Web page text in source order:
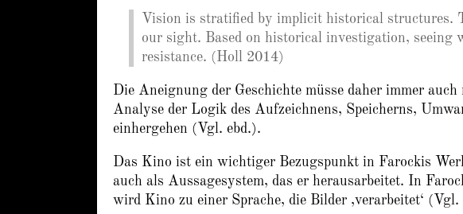
Vision is stratified by implicit historical structures.
our sight. Based on historical investigation, seeing
resistance. (Holl 2014)
Die Aneignung der Geschichte müsse daher immer
Analyse der Logik des Aufzeichnens, Speicherns,
einhergehen (Vgl. ebd.).
Das Kino ist ein wichtiger Bezugspunkt in Farockis
auch als Aussagesystem, das er herausarbeitet. In
wird Kino zu einer Sprache, die Bilder ‚verarbeitet‘